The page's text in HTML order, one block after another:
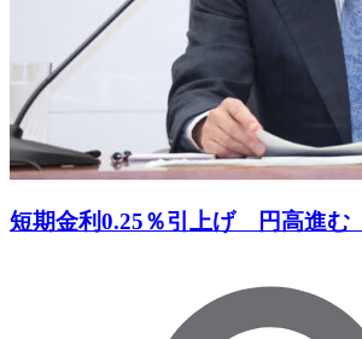
短期金利0.25％引上げ 円高進む